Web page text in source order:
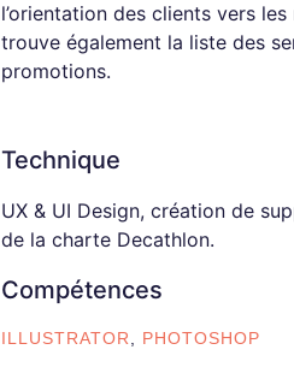
l’orientation des clients vers
trouve également la liste des
promotions.
Technique
UX & UI Design, création de
de la charte Decathlon.
Compétences
ILLUSTRATOR, PHOTOSHOP